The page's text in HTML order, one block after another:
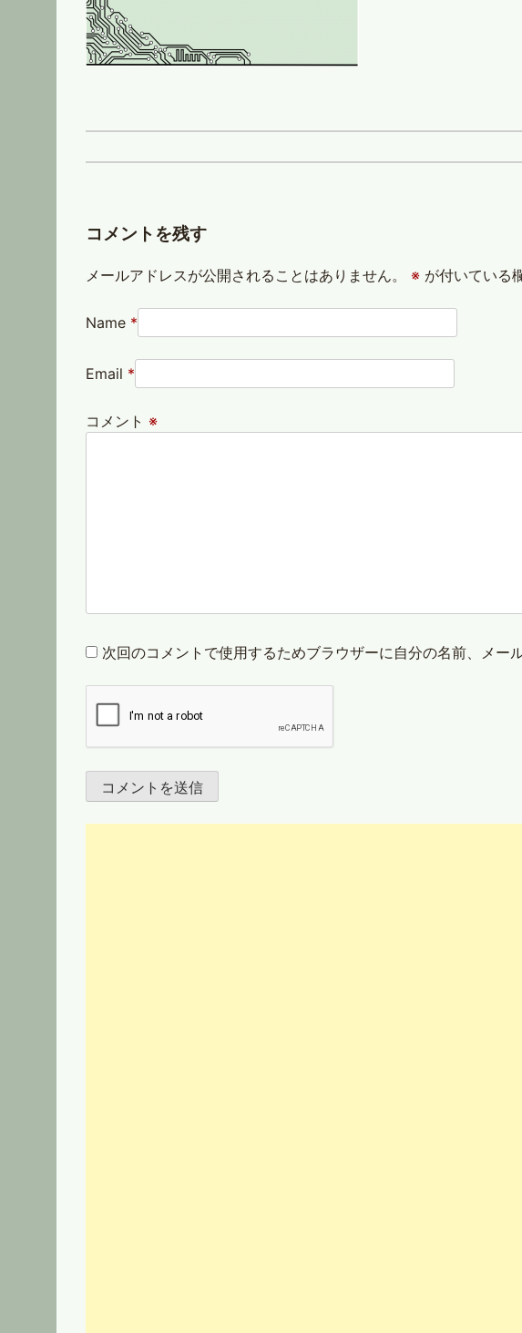
コメントを残す
メールアドレスが公開されることはありません。 ※ が付いている
Name *
Email *
コメント※
次回のコメントで使用するためブラウザーに自分の名前、メー